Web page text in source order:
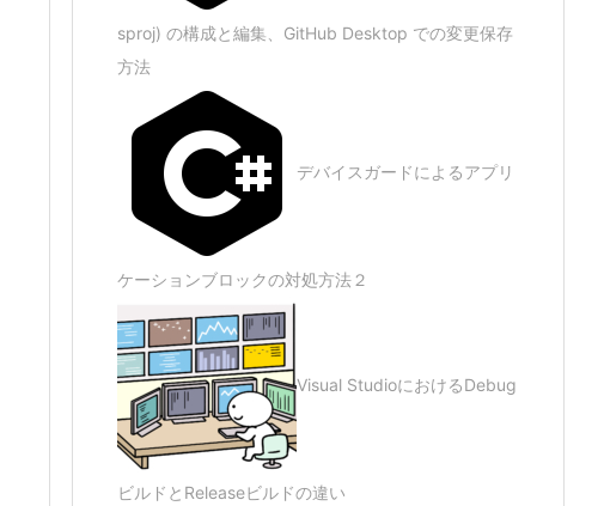
sproj) の構成と編集、GitHub Desktop での変更保存
方法
デバイスガードによるアプリ
ケーションブロックの対処方法２
Visual StudioにおけるDebug
ビルドとReleaseビルドの違い